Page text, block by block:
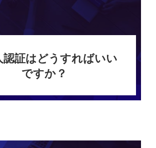
認証はどうすればいい
ですか？